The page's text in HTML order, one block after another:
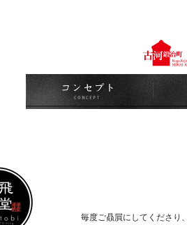
毎度ご贔屓にしてくださ